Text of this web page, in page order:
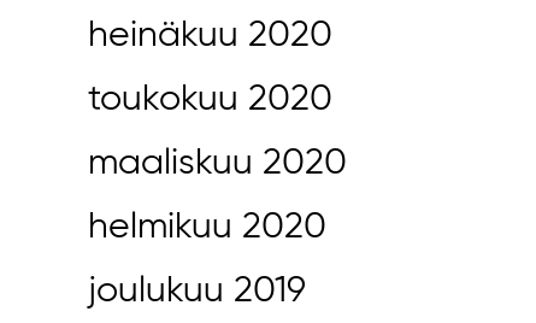
heinäkuu 2020
toukokuu 2020
maaliskuu 2020
helmikuu 2020
joulukuu 2019